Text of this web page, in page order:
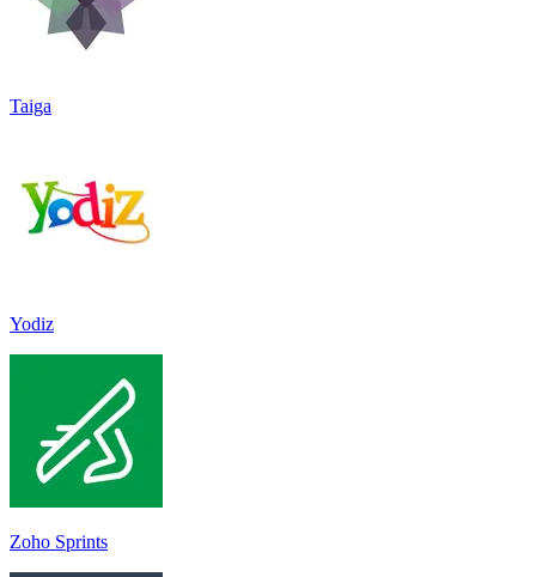
Taiga
Yodiz
Zoho Sprints